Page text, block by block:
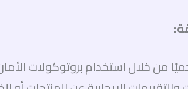
من خلال استخدام بروتوكولات